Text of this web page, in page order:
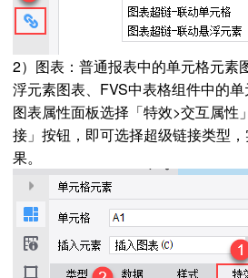
2）图表：普通报表中的单元格元素
浮元素图表、FVS中表格组件中的
图表属性面板选择「特效>交互属性
接」按钮，即可选择超级链接类型
果。